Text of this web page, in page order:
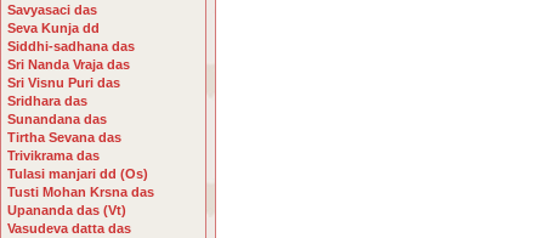
Savyasaci das
Seva Kunja dd
Siddhi-sadhana das
Sri Nanda Vraja das
Sri Visnu Puri das
Sridhara das
Sunandana das
Tirtha Sevana das
Trivikrama das
Tulasi manjari dd (Os)
Tusti Mohan Krsna das
Upananda das (Vt)
Vasudeva datta das